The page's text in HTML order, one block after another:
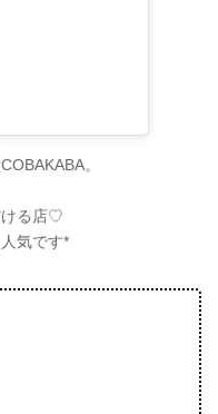
。
ける店♡
気です*